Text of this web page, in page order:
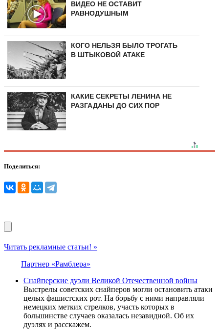
ВИДЕО НЕ ОСТАВИТ
РАВНОДУШНЫМ
КОГО НЕЛЬЗЯ БЫЛО ТРОГАТЬ
В ШТЫКОВОЙ АТАКЕ
КАКИЕ СЕКРЕТЫ ЛЕНИНА НЕ
РАЗГАДАНЫ ДО СИХ ПОР
Поделиться:
Читать рекламные статьи! »
Партнер «Рамблера»
Снайперские дуэли Великой Отечественной войны
Выстрелы советских снайперов могли остановить атаки
целых фашистских рот. На борьбу с ними направляли
немецких метких стрелков, участь которых в
большинстве случаев оказалась незавидной. Об их
дуэлях и расскажем.